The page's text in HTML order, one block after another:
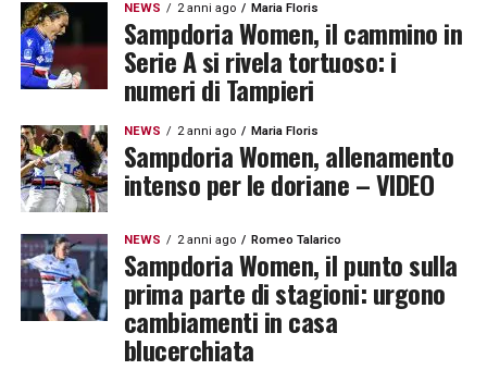
NEWS 2 anni ago Maria Floris
Sampdoria Women, il cammino in
Serie A si rivela tortuoso: i
numeri di Tampieri
NEWS 2 anni ago Maria Floris
Sampdoria Women, allenamento
intenso per le doriane – VIDEO
NEWS 2 anni ago Romeo Talarico
Sampdoria Women, il punto sulla
prima parte di stagioni: urgono
cambiamenti in casa
blucerchiata